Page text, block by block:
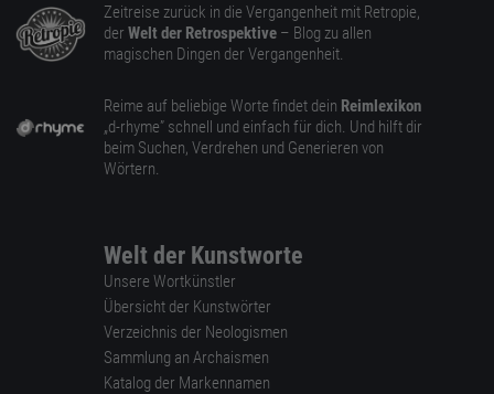
Zeitreise zurück in die Vergangenheit mit Retropie,
der Welt der Retrospektive – Blog zu allen
magischen Dingen der Vergangenheit.
Reime auf beliebige Worte findet dein Reimlexikon
„d-rhyme” schnell und einfach für dich. Und hilft dir
beim Suchen, Verdrehen und Generieren von
Wörtern.
Welt der Kunstworte
Unsere Wortkünstler
Übersicht der Kunstwörter
Verzeichnis der Neologismen
Sammlung an Archaismen
Katalog der Markennamen